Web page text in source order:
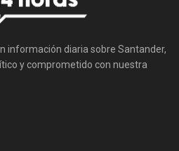
información diaria sobre Santander,
y comprometido con nuestra